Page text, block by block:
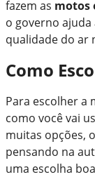
fazem as motos
o governo
qualidade do ar
Como
Para escolher a
como você vai
muitas opções,
pensando na
uma escolha